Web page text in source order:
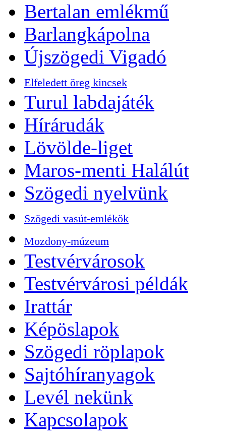
Bertalan emlékmű
Barlangkápolna
Újszögedi Vigadó
Elfeledett öreg kincsek
Turul labdajáték
Hírárudák
Lövölde-liget
Maros-menti Halálút
Szögedi nyelvünk
Szögedi vasút-emlékök
Mozdony-múzeum
Testvérvárosok
Testvérvárosi példák
Irattár
Képöslapok
Szögedi röplapok
Sajtóhíranyagok
Levél nekünk
Kapcsolapok